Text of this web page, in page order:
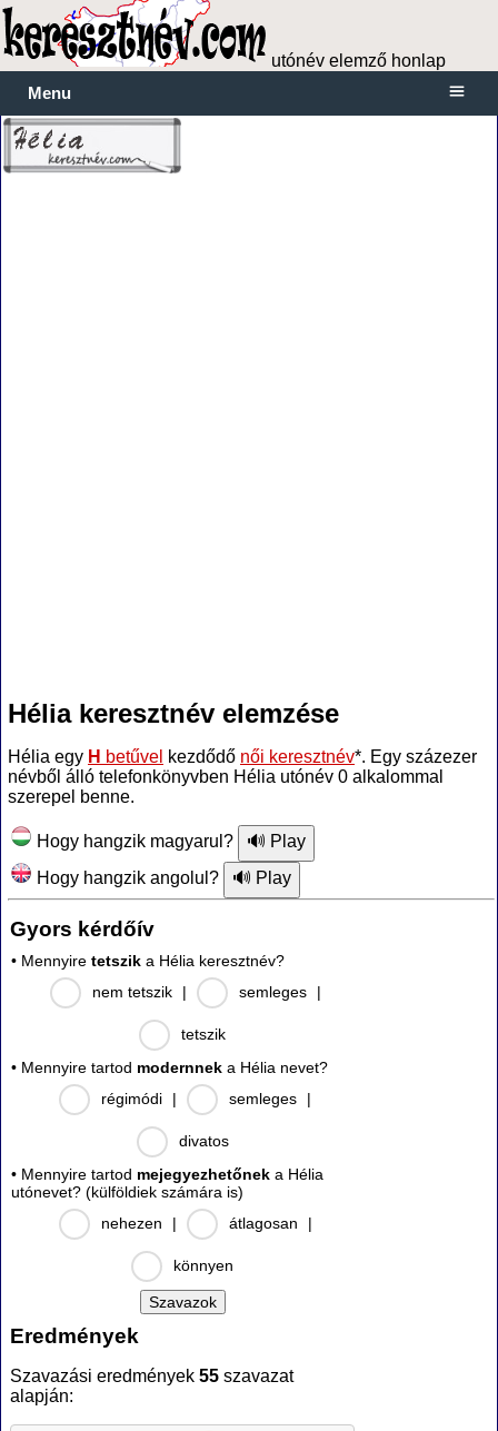
utónév elemző honlap
Menu
Hélia keresztnév elemzése
Hélia egy H betűvel kezdődő női keresztnév*. Egy százezer
névből álló telefonkönyvben Hélia utónév 0 alkalommal
szerepel benne.
Hogy hangzik magyarul?
Hogy hangzik angolul?
Gyors kérdőív
• Mennyire tetszik a Hélia keresztnév?
nem tetszik
| semleges |
tetszik
• Mennyire tartod modernnek a Hélia nevet?
régimódi
| semleges |
divatos
• Mennyire tartod mejegyezhetőnek a Hélia
utónevet? (külföldiek számára is)
nehezen
| átlagosan |
könnyen
Eredmények
Szavazási eredmények 55 szavazat
alapján: